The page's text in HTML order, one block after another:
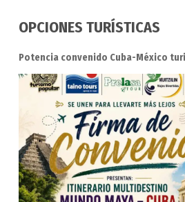
OPCIONES TURÍSTICAS
Potencia convenido Cuba-México